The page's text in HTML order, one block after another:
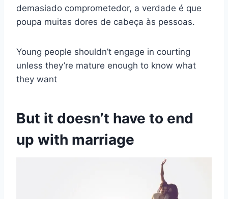
demasiado comprometedor, a verdade é que
poupa muitas dores de cabeça às pessoas.
Young people shouldn’t engage in courting
unless they’re mature enough to know what
they want
But it doesn’t have to end
up with marriage